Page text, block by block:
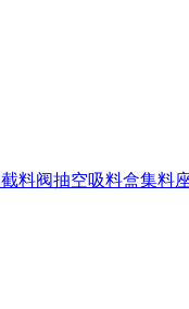
截料阀抽空吸料盒集料